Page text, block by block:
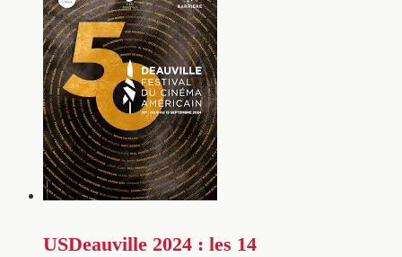
USDeauville 2024 : les 14